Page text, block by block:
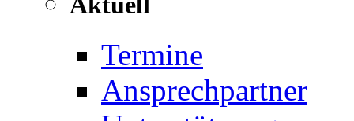
Termine
Ansprechpartner